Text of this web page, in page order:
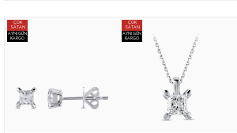
ÇOK
SATAN
AYNI GÜN
KARGO
ÇOK
SATAN
AYNI GÜN
KARGO